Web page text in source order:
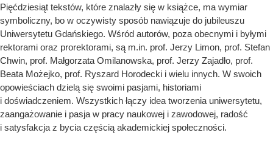
Pięćdziesiąt tekstów, które znalazły się w książce, ma wymiar
symboliczny, bo w oczywisty sposób nawiązuje do jubileuszu
Uniwersytetu Gdańskiego. Wśród autorów, poza obecnymi i byłymi
rektorami oraz prorektorami, są m.in. prof. Jerzy Limon, prof. Stefan
Chwin, prof. Małgorzata Omilanowska, prof. Jerzy Zajadło, prof.
Beata Możejko, prof. Ryszard Horodecki i wielu innych. W swoich
opowieściach dzielą się swoimi pasjami, historiami
i doświadczeniem. Wszystkich łączy idea tworzenia uniwersytetu,
zaangażowanie i pasja w pracy naukowej i zawodowej, radość
i satysfakcja z bycia częścią akademickiej społeczności.